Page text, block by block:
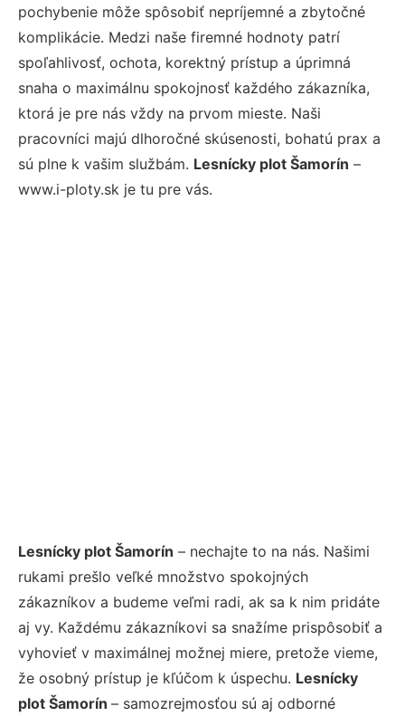
pochybenie môže spôsobiť nepríjemné a zbytočné
komplikácie. Medzi naše firemné hodnoty patrí
spoľahlivosť, ochota, korektný prístup a úprimná
snaha o maximálnu spokojnosť každého zákazníka,
ktorá je pre nás vždy na prvom mieste. Naši
pracovníci majú dlhoročné skúsenosti, bohatú prax a
sú plne k vašim službám. Lesnícky plot Šamorín –
www.i-ploty.sk je tu pre vás.
Lesnícky plot Šamorín – nechajte to na nás. Našimi
rukami prešlo veľké množstvo spokojných
zákazníkov a budeme veľmi radi, ak sa k nim pridáte
aj vy. Každému zákazníkovi sa snažíme prispôsobiť a
vyhovieť v maximálnej možnej miere, pretože vieme,
že osobný prístup je kľúčom k úspechu. Lesnícky
plot Šamorín – samozrejmosťou sú aj odborné